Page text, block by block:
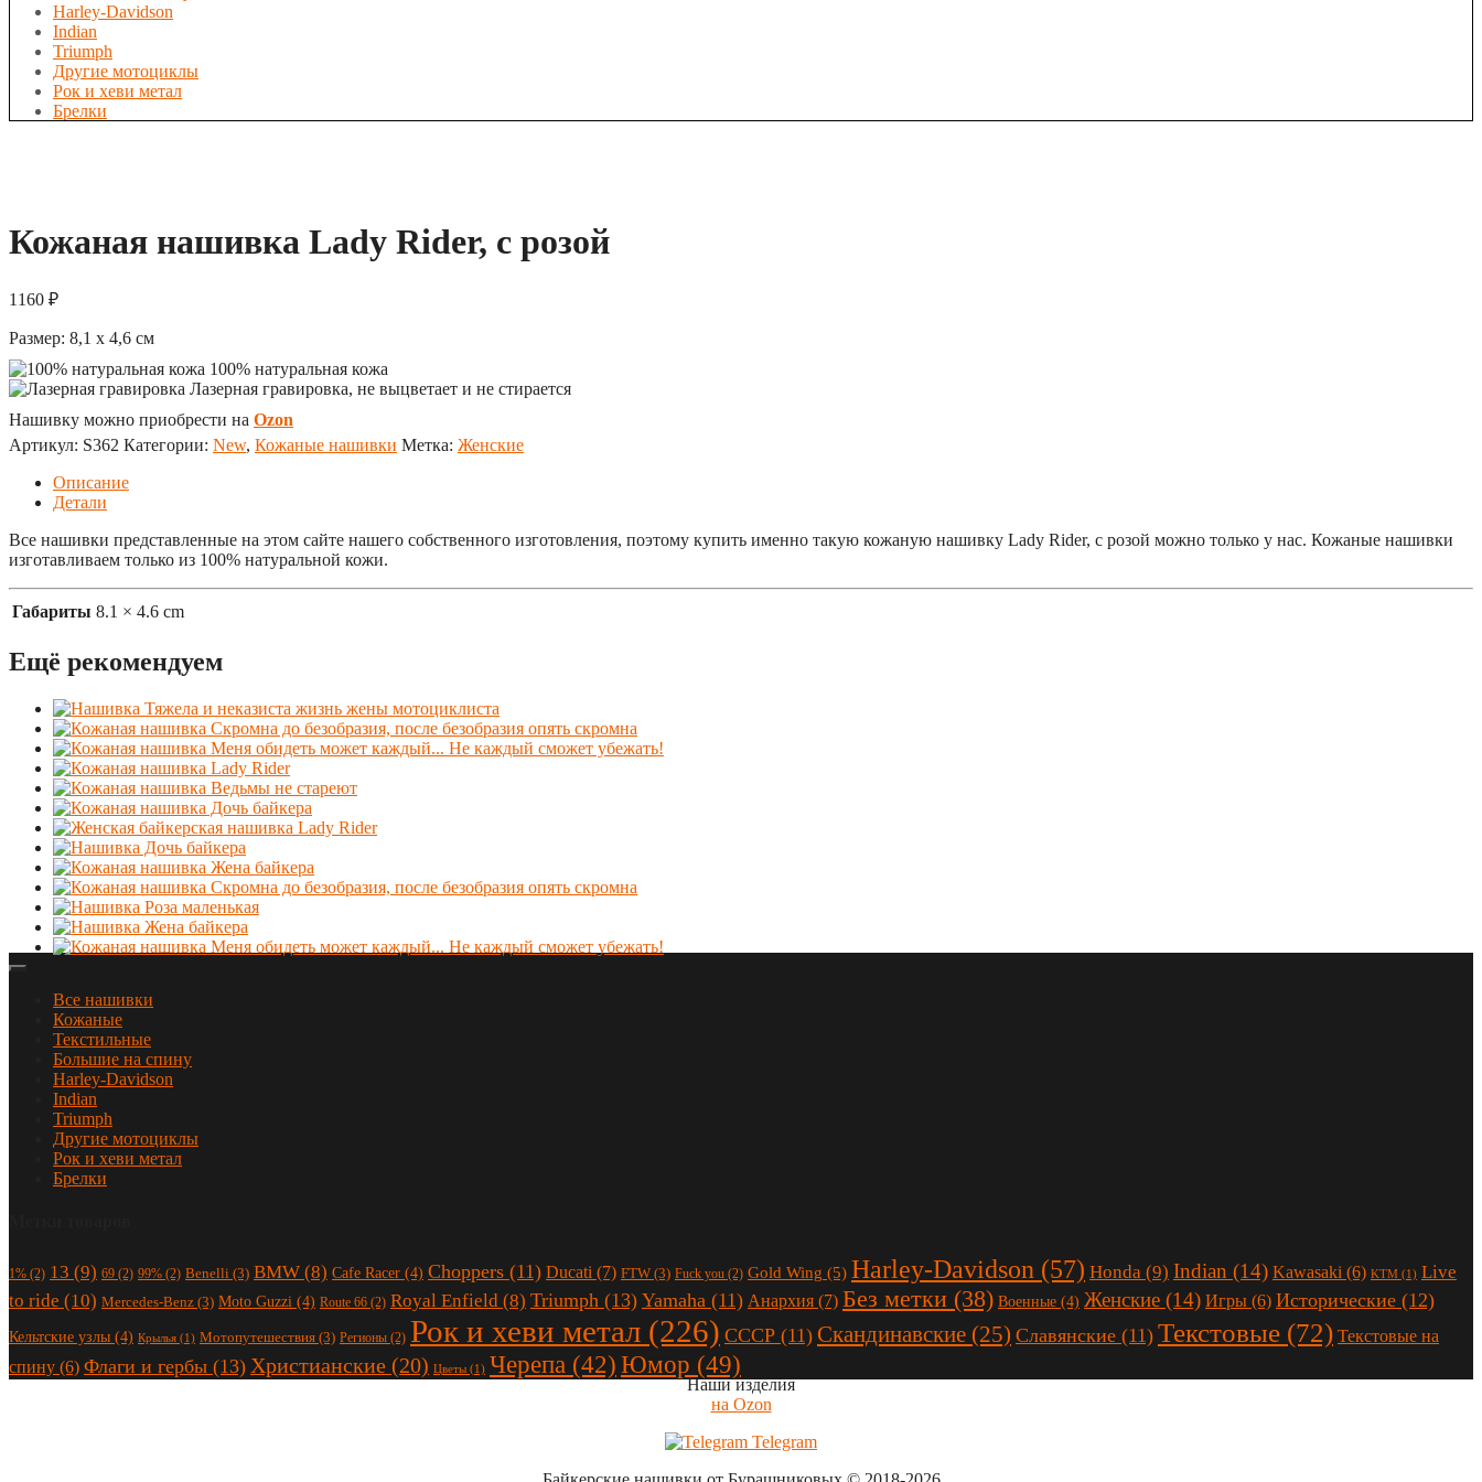
Harley-Davidson
Indian
Triumph
Другие мотоциклы
Рок и хеви метал
Брелки
Кожаная нашивка Lady Rider, с розой
1160 ₽
Размер: 8,1 x 4,6 см
100% натуральная кожа
Лазерная гравировка, не выцветает и не стирается
Нашивку можно приобрести на Ozon
Артикул: S362 Категории: New, Кожаные нашивки Метка: Женские
Описание
Детали
Все нашивки представленные на этом сайте нашего собственного изготовления, поэтому купить именно такую кожаную нашивку Lady Rider, с розой можно только у нас. Кожаные нашивки
изготавливаем только из 100% натуральной кожи.
Габариты 8.1 × 4.6 cm
Ещё рекомендуем
Все нашивки
Кожаные
Текстильные
Большие на спину
Harley-Davidson
Indian
Triumph
Другие мотоциклы
Рок и хеви метал
Брелки
1% (2) 13 (9) 69 (2) 99% (2) Benelli (3) BMW (8) Cafe Racer (4) Choppers (11) Ducati (7) FTW (3) Fuck you (2) Gold Wing (5) Harley-Davidson (57) Honda (9) Indian (14) Kawasaki (6) KTM (1) Live
to ride (10) Mercedes-Benz (3) Moto Guzzi (4) Route 66 (2) Royal Enfield (8) Triumph (13) Yamaha (11) Анархия (7) Без метки (38) Военные (4) Женские (14) Игры (6) Исторические (12)
Кельтские узлы (4) Крылья (1) Мотопутешествия (3) Регионы (2) Рок и хеви метал (226) СССР (11) Скандинавские (25) Славянские (11) Текстовые (72) Текстовые на
спину (6) Флаги и гербы (13) Христианские (20) Цветы (1) Черепа (42) Юмор (49)
Наши изделия
на Ozon
Telegram